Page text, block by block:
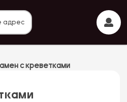
адрес
с креветками